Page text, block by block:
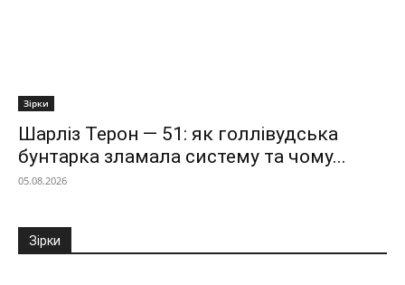
Зірки
Шарліз Терон — 51: як голлівудська
бунтарка зламала систему та чому...
05.08.2026
Зірки